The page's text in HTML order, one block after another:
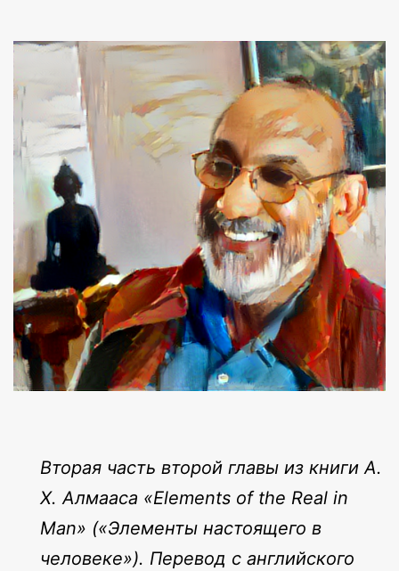
Вторая часть второй главы из книги А.
Х. Алмааса «Elements of the Real in
Man» («Элементы настоящего в
человеке»). Перевод с английского